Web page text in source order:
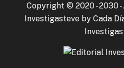
Copyright © 2020 - 2030
Investigasteve by Cada